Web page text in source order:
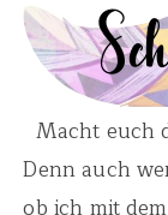
Macht euch
Denn auch
ob ich mit